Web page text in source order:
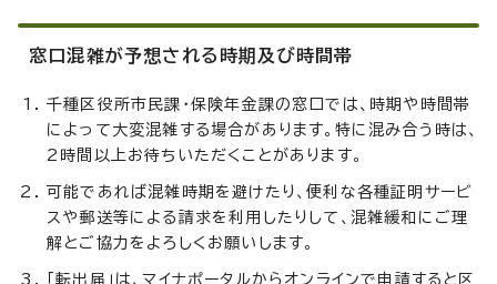
窓口混雑が予想される時期及び時間帯
千種区役所市民課・保険年金課の窓口では、時期や時間帯
によって大変混雑する場合があります。特に混み合う時は、
2時間以上お待ちいただくことがあります。
可能であれば混雑時期を避けたり、便利な各種証明サービ
スや郵送等による請求を利用したりして、混雑緩和にご理
解とご協力をよろしくお願いします。
「転出届」は、マイナポータルからオンラインで申請すると区